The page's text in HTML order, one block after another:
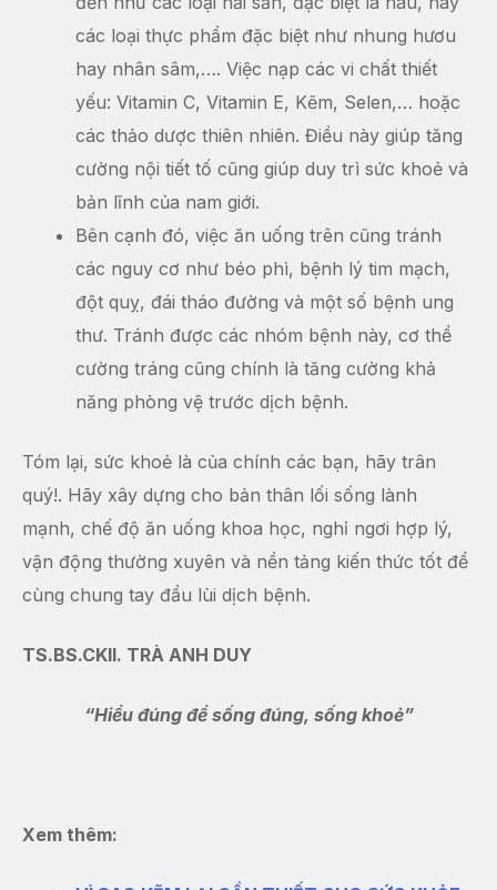
các loại thực phẩm đặc biệt như nhung hươu
hay nhân sâm,…. Việc nạp các vi chất thiết
yếu: Vitamin C, Vitamin E, Kẽm, Selen,… hoặc
các thảo dược thiên nhiên. Điều này giúp tăng
cường nội tiết tố cũng giúp duy trì sức khoẻ và
bản lĩnh của nam giới.
Bên cạnh đó, việc ăn uống trên cũng tránh
các nguy cơ như béo phì, bệnh lý tim mạch,
đột quỵ, đái tháo đường và một số bệnh ung
thư. Tránh được các nhóm bệnh này, cơ thể
cường tráng cũng chính là tăng cường khả
năng phòng vệ trước dịch bệnh.
Tóm lại, sức khoẻ là của chính các bạn, hãy trân
quý!. Hãy xây dựng cho bản thân lối sống lành
mạnh, chế độ ăn uống khoa học, nghỉ ngơi hợp lý,
vận động thường xuyên và nền tảng kiến thức tốt để
cùng chung tay đẩu lùi dịch bệnh.
TS.BS.CKII. TRÀ ANH DUY
“Hiểu đúng để sống đúng, sống khoẻ”
Xem thêm: